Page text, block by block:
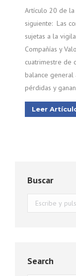
Artículo 20 de la
siguiente: Las
sujetas a la
Compañías y
cuatrimestre de
balance general
pérdidas y
Leer
Buscar
Buscar:
Search